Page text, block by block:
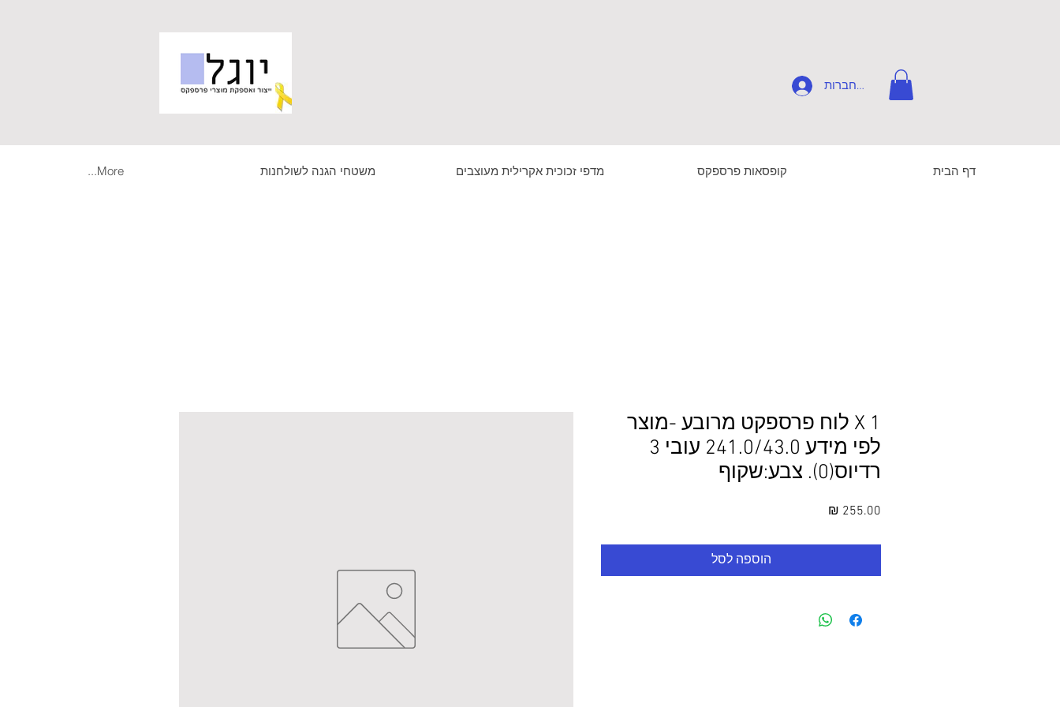
להתחברות
דף הבית קופסאות פרספקס מדפי זכוכית אקרילית מעוצבים משטחי הגנה לשולחנות More...
1 X לוח פרספקט מרובע -מוצר
לפי מידע 241.0/43.0 עובי 3
רדיוס(0). צבע:שקוף
הוספה לסל